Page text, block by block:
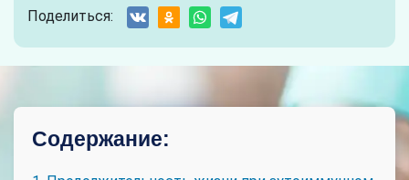
Поделиться:
Содержание: